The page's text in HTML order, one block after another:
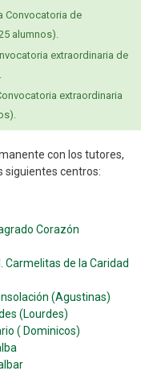
Convocatoria de
alumnos).
extraordinaria de
extraordinaria
con los tutores,
siguientes centros:
Corazón
Carmelitas de la Caridad
(Agustinas)
(Lourdes)
( Dominicos)